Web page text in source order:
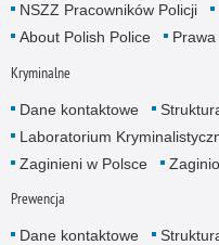
NSZZ Pracowników Policji
About Polish Police
Prawa
Kryminalne
Dane kontaktowe
Laboratorium
Zaginieni w Polsce
Prewencja
Dane kontaktowe